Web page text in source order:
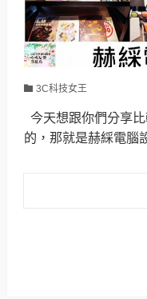
3C科技女王
今天想跟你們分享
的，那就是赫綵電腦